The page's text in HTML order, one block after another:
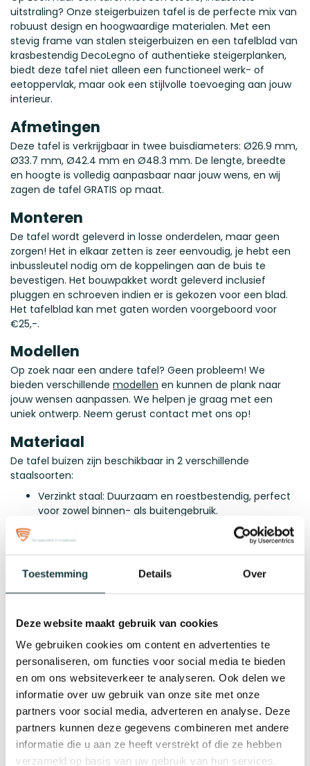
Toestemming Details Over
Deze website maakt gebruik van cookies
We gebruiken cookies om content en advertenties te
personaliseren, om functies voor social media te bieden
en om ons websiteverkeer te analyseren. Ook delen we
informatie over uw gebruik van onze site met onze
partners voor social media, adverteren en analyse. Deze
partners kunnen deze gegevens combineren met andere
informatie die u aan ze heeft verstrekt of die ze hebben
verzameld op basis van uw gebruik van hun services.
uitstraling? Onze steigerbuizen tafel is de perfecte mix van
robuust design en hoogwaardige materialen. Met een
stevig frame van stalen steigerbuizen en een tafelblad van
krasbestendig DecoLegno of authentieke steigerplanken,
biedt deze tafel niet alleen een functioneel werk- of
eetoppervlak, maar ook een stijlvolle toevoeging aan jouw
interieur.
Afmetingen
Deze tafel is verkrijgbaar in twee buisdiameters: Ø26.9 mm,
Ø33.7 mm, Ø42.4 mm en Ø48.3 mm. De lengte, breedte
en hoogte is volledig aanpasbaar naar jouw wens, en wij
zagen de tafel GRATIS op maat.
Monteren
De tafel wordt geleverd in losse onderdelen, maar geen
zorgen! Het in elkaar zetten is zeer eenvoudig, je hebt een
inbussleutel nodig om de koppelingen aan de buis te
bevestigen. Het bouwpakket wordt geleverd inclusief
pluggen en schroeven indien er is gekozen voor een blad.
Het tafelblad kan met gaten worden voorgeboord voor
€25,-.
Modellen
Op zoek naar een andere tafel? Geen probleem! We
bieden verschillende modellen en kunnen de plank naar
jouw wensen aanpassen. We helpen je graag met een
uniek ontwerp. Neem gerust contact met ons op!
Materiaal
De tafel buizen zijn beschikbaar in 2 verschillende
staalsoorten:
Verzinkt staal: Duurzaam en roestbestendig, perfect
voor zowel binnen- als buitengebruik.
Zwart staal: Heeft een hoge corrosiebestendigheid,
maar is door de laklaag niet geschikt voor buiten
Blad van Decolegno
decorspaanplaat, ook bekend als MFC of melamine. Dit
en is perfect voor maatwerkmeubels zoals kasten en
tafels. Met een dikte van 28,3 mm is het duurzaam,
makkelijk schoon te maken en direct klaar voor gebruik.
Niet geschikt voor buiten en vermijd direct zonlicht.
Materiaal: Plaat hout melamine, horecakwaliteit
Merk: DecoLegno
Dikte: 28mm